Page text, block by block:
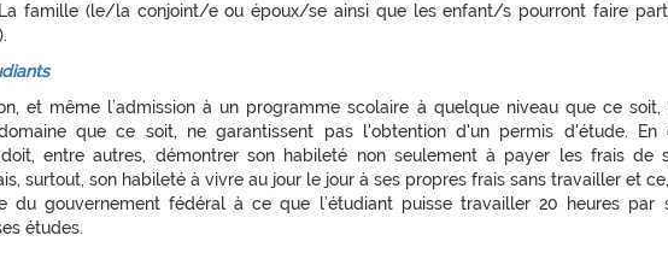
famille (le/la conjoint/e ou époux/se ainsi que les enfant/s pourront faire
et même l’admission à un programme scolaire à quelque niveau que ce
que ce soit, ne garantissent pas l'obtention d'un permis d'étude. En
entre autres, démontrer son habileté non seulement à payer les frais de
surtout, son habileté à vivre au jour le jour à ses propres frais sans travailler et
du gouvernement fédéral à ce que l’étudiant puisse travailler 20 heures par
études.